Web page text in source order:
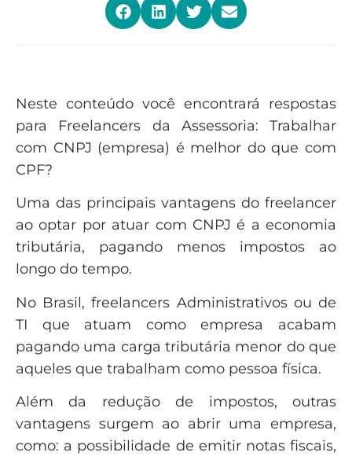
Neste conteúdo você encontrará respostas
para Freelancers da Assessoria: Trabalhar
com CNPJ (empresa) é melhor do que com
CPF?
Uma das principais vantagens do freelancer
ao optar por atuar com CNPJ é a economia
tributária, pagando menos impostos ao
longo do tempo.
No Brasil, freelancers Administrativos ou de
TI que atuam como empresa acabam
pagando uma carga tributária menor do que
aqueles que trabalham como pessoa física.
Além da redução de impostos, outras
vantagens surgem ao abrir uma empresa,
como: a possibilidade de emitir notas fiscais,